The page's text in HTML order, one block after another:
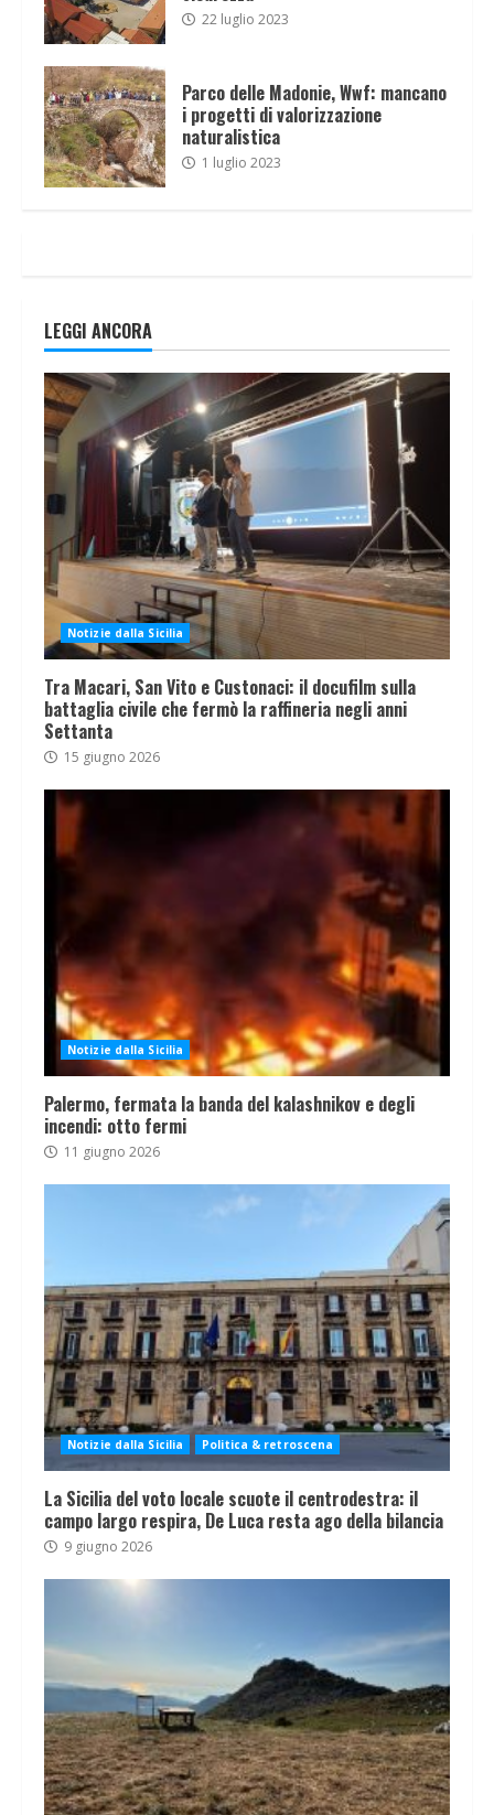
22 luglio 2023
Parco delle Madonie, Wwf: mancano
i progetti di valorizzazione
naturalistica
1 luglio 2023
LEGGI ANCORA
Notizie dalla Sicilia
Tra Macari, San Vito e Custonaci: il docufilm sulla
battaglia civile che fermò la raffineria negli anni
Settanta
15 giugno 2026
Notizie dalla Sicilia
Palermo, fermata la banda del kalashnikov e degli
incendi: otto fermi
11 giugno 2026
Notizie dalla Sicilia Politica & retroscena
La Sicilia del voto locale scuote il centrodestra: il
campo largo respira, De Luca resta ago della bilancia
9 giugno 2026